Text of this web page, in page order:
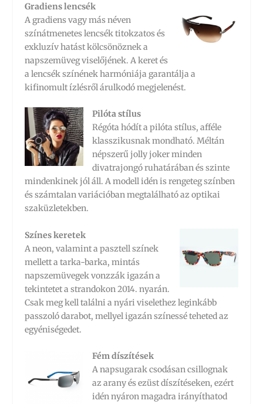
Gradiens lencsék
A gradiens vagy más néven
színátmenetes lencsék titokzatos és
exkluzív hatást kölcsönöznek a
napszemüveg viselőjének. A keret és
a lencsék színének harmóniája garantálja a
kifinomult ízlésről árulkodó megjelenést.
Pilóta stílus
Régóta hódít a pilóta stílus, afféle
klasszikusnak mondható. Méltán
népszerű jolly joker minden
divatrajongó ruhatárában és szinte
mindenkinek jól áll. A modell idén is rengeteg színben
és számtalan variációban megtalálható az optikai
szaküzletekben.
Színes keretek
A neon, valamint a pasztell színek
mellett a tarka-barka, mintás
napszemüvegek vonzzák igazán a
tekintetet a strandokon 2014. nyarán.
Csak meg kell találni a nyári viselethez leginkább
passzoló darabot, mellyel igazán színessé teheted az
egyéniségedet.
Fém díszítések
A napsugarak csodásan csillognak
az arany és ezüst díszítéseken, ezért
idén nyáron magadra irányíthatod